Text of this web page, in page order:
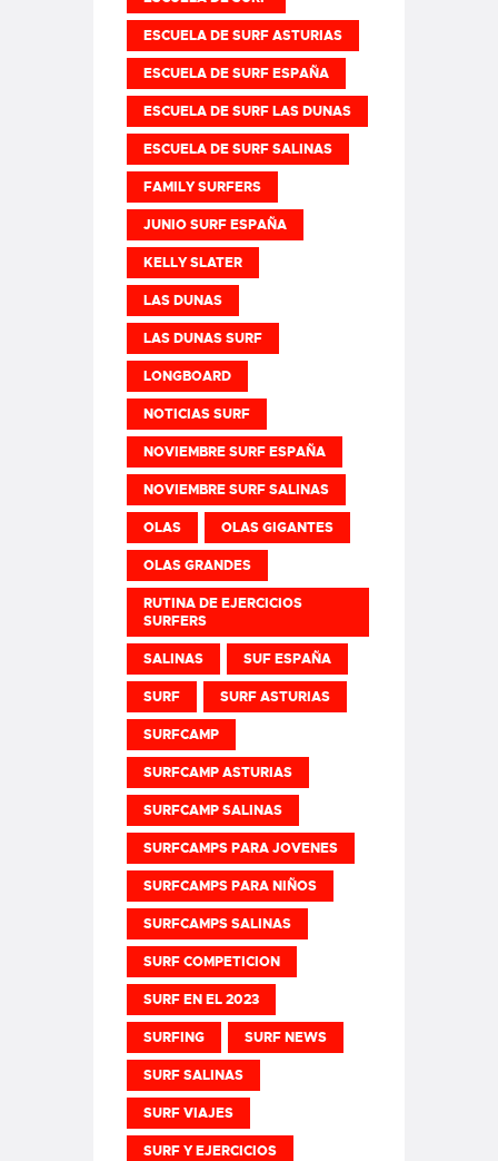
ESCUELA DE SURF ASTURIAS
ESCUELA DE SURF ESPAÑA
ESCUELA DE SURF LAS DUNAS
ESCUELA DE SURF SALINAS
FAMILY SURFERS
JUNIO SURF ESPAÑA
KELLY SLATER
LAS DUNAS
LAS DUNAS SURF
LONGBOARD
NOTICIAS SURF
NOVIEMBRE SURF ESPAÑA
NOVIEMBRE SURF SALINAS
OLAS OLAS GIGANTES
OLAS GRANDES
RUTINA DE EJERCICIOS
SURFERS
SALINAS SUF ESPAÑA
SURF SURF ASTURIAS
SURFCAMP
SURFCAMP ASTURIAS
SURFCAMP SALINAS
SURFCAMPS PARA JOVENES
SURFCAMPS PARA NIÑOS
SURFCAMPS SALINAS
SURF COMPETICION
SURF EN EL 2023
SURFING SURF NEWS
SURF SALINAS
SURF VIAJES
SURF Y EJERCICIOS